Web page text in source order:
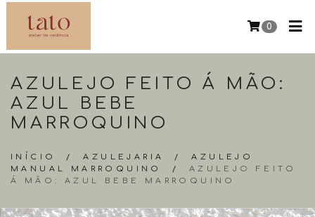
0
AZULEJO FEITO Á MÃO:
AZUL BEBE
MARROQUINO
INÍCIO /AZULEJARIA /AZULEJO
MANUAL MARROQUINO
/ AZULEJO FEITO
Á MÃO: AZUL BEBE MARROQUINO